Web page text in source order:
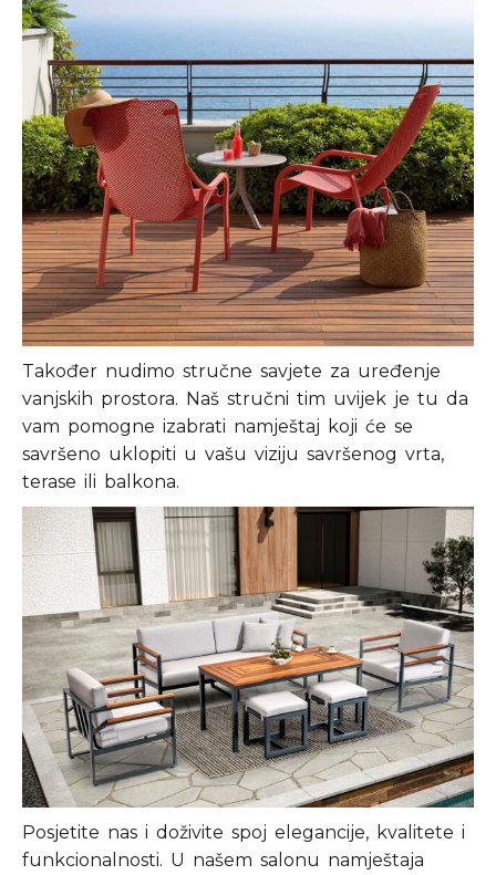
Također nudimo stručne savjete za uređenje
vanjskih prostora. Naš stručni tim uvijek je tu da
vam pomogne izabrati namještaj koji će se
savršeno uklopiti u vašu viziju savršenog vrta,
terase ili balkona.
Posjetite nas i doživite spoj elegancije, kvalitete i
funkcionalnosti. U našem salonu namještaja